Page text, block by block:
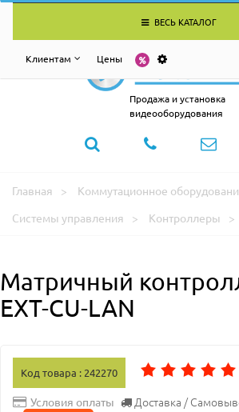
ВЕСЬ КАТАЛОГ
Клиентам Цены
Продажа и установка
видеооборудования
Главная
Коммутационное
Системы управления
Контроллеры
Матричный
EXT-CU-LAN
Код товара : 242270
Условия оплаты Доставка /